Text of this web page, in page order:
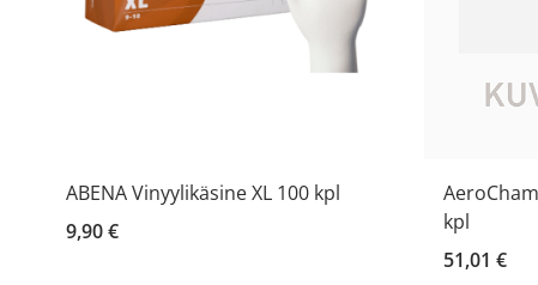
ABENA Vinyylikäsine XL 100 kpl
9,90 €
kpl
51,01 €